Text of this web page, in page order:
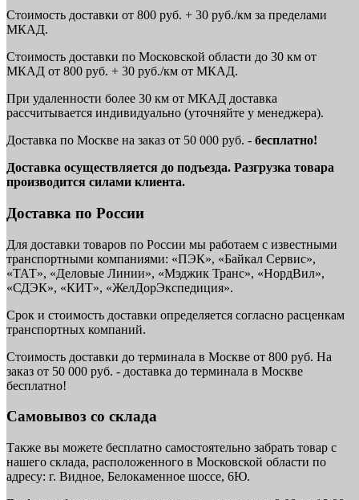
Стоимость доставки от 800 руб. + 30 руб./км за пределами
МКАД.
Стоимость доставки по Московской области до 30 км от
МКАД от 800 руб. + 30 руб./км от МКАД.
При удаленности более 30 км от МКАД доставка
рассчитывается индивидуально (уточняйте у менеджера).
Доставка по Москве на заказ от 50 000 руб. - бесплатно!
Доставка осуществляется до подъезда. Разгрузка товара
производится силами клиента.
Доставка по России
Для доставки товаров по России мы работаем с известными
транспортными компаниями: «ПЭК», «Байкал Сервис»,
«ТАТ», «Деловые Линии», «Мэджик Транс», «НордВил»,
«СДЭК», «КИТ», «ЖелДорЭкспедиция».
Срок и стоимость доставки определяется согласно расценкам
транспортных компаний.
Стоимость доставки до терминала в Москве от 800 руб. На
заказ от 50 000 руб. - доставка до терминала в Москве
бесплатно!
Самовывоз со склада
Также вы можете бесплатно самостоятельно забрать товар с
нашего склада, расположенного в Московской области по
адресу: г. Видное, Белокаменное шоссе, 6Ю.